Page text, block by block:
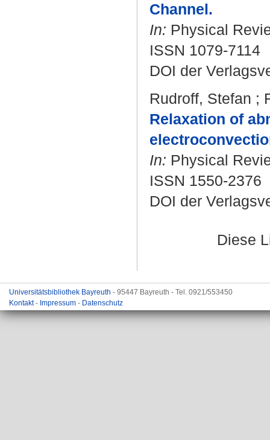
Channel.
In: Physical
ISSN 1079-7114
DOI der
Rudroff, Stefan ;
Relaxation of
In: Physical
ISSN 1550-2376
DOI der
Diese
Universitätsbibliothek Bayreuth - 95447 Bayreuth - Tel. 0921/553450
Kontakt- Impressum - Datenschutz